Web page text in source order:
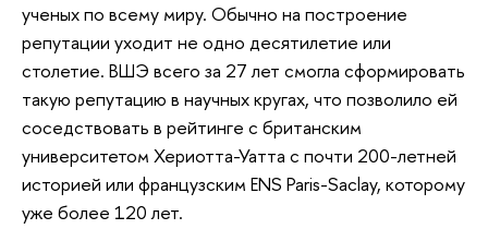
ученых по всему миру. Обычно на построение
репутации уходит не одно десятилетие или
столетие. ВШЭ всего за 27 лет смогла сформировать
такую репутацию в научных кругах, что позволило ей
соседствовать в рейтинге с британским
университетом Хериотта-Уатта с почти 200-летней
историей или французским ENS Paris-Saclay, которому
уже более 120 лет.